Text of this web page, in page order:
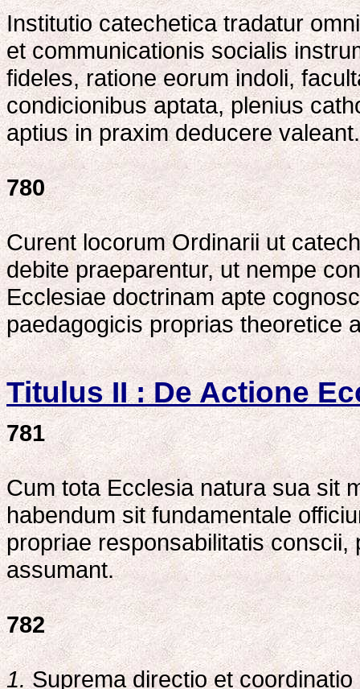
Institutio catechetica tradatur
et communicationis socialis
fideles, ratione eorum indoli,
condicionibus aptata, plenius
aptius in praxim deducere valeant.
780
Curent locorum Ordinarii ut
debite praeparentur, ut nempe
Ecclesiae doctrinam apte
paedagogicis proprias theoretice
Titulus II : De Actione
781
Cum tota Ecclesia natura sua sit
habendum sit fundamentale
propriae responsabilitatis
assumant.
782
1.Suprema directio et